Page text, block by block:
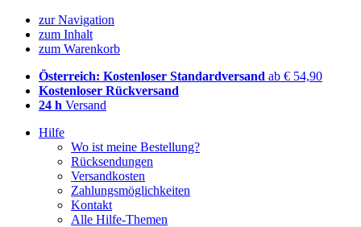
zur Navigation
zum Inhalt
zum Warenkorb
Österreich: Kostenloser Standardversand ab € 54,90
Kostenloser Rückversand
24 h Versand
Hilfe
Wo ist meine Bestellung?
Rücksendungen
Versandkosten
Zahlungsmöglichkeiten
Kontakt
Alle Hilfe-Themen